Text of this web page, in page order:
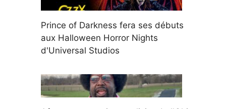
Prince of Darkness fera ses débuts
aux Halloween Horror Nights
d'Universal Studios